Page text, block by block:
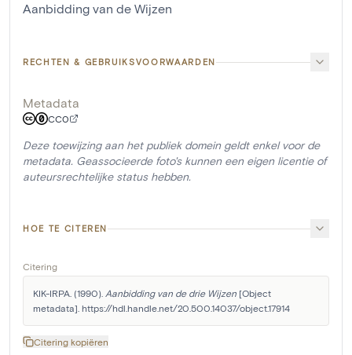
Aanbidding van de Wijzen
RECHTEN & GEBRUIKSVOORWAARDEN
Metadata
CC0
Deze toewijzing aan het publiek domein geldt enkel voor de
metadata. Geassocieerde foto's kunnen een eigen licentie of
auteursrechtelijke status hebben.
HOE TE CITEREN
Citering
KIK-IRPA. (1990). Aanbidding van de drie Wijzen [Object
metadata]. https://hdl.handle.net/20.500.14037/object.17914
Citering kopiëren